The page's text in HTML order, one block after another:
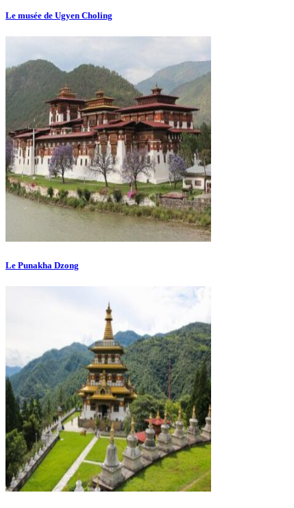
Le musée de Ugyen Choling
Le Punakha Dzong